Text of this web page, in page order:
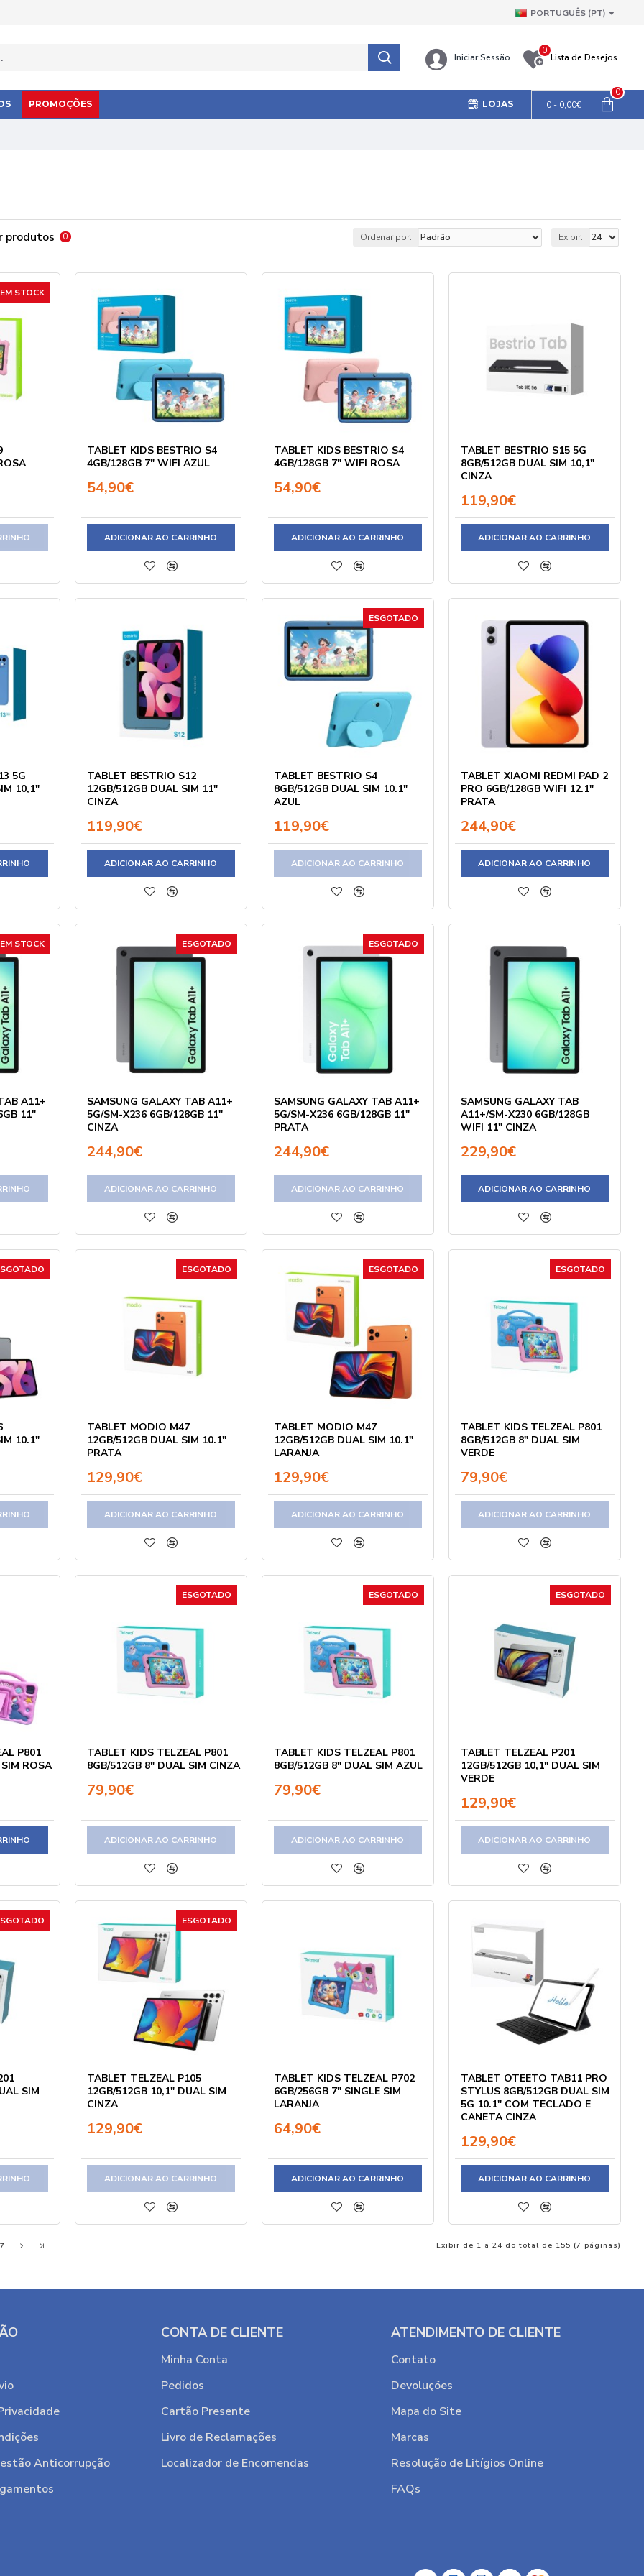
PORTUGUÊS (PT)
Iniciar Sessão Lista de Desejos
0
PROMOÇÕES LOJAS 0 - 0,00€
0
produtos 0 Ordenar por: Exibir:
EM STOCK
TABLET KIDS BESTRIO S4
4GB/128GB 7" WIFI AZUL
54,90€
ADICIONAR AO CARRINHO
TABLET KIDS BESTRIO S4
4GB/128GB 7" WIFI ROSA
54,90€
ADICIONAR AO CARRINHO
TABLET BESTRIO S15 5G
8GB/512GB DUAL SIM 10,1"
CINZA
119,90€
ADICIONAR AO CARRINHO
5G
10,1"
TABLET BESTRIO S12
12GB/512GB DUAL SIM 11"
CINZA
119,90€
ADICIONAR AO CARRINHO
ESGOTADO
TABLET BESTRIO S4
8GB/512GB DUAL SIM 10.1"
AZUL
119,90€
ADICIONAR AO CARRINHO
TABLET XIAOMI REDMI PAD 2
PRO 6GB/128GB WIFI 12.1"
PRATA
244,90€
ADICIONAR AO CARRINHO
EM STOCK
A11+
11"
ESGOTADO
SAMSUNG GALAXY TAB A11+
5G/SM-X236 6GB/128GB 11"
CINZA
244,90€
ADICIONAR AO CARRINHO
ESGOTADO
SAMSUNG GALAXY TAB A11+
5G/SM-X236 6GB/128GB 11"
PRATA
244,90€
ADICIONAR AO CARRINHO
SAMSUNG GALAXY TAB
A11+/SM-X230 6GB/128GB
WIFI 11" CINZA
229,90€
ADICIONAR AO CARRINHO
10.1"
ESGOTADO
TABLET MODIO M47
12GB/512GB DUAL SIM 10.1"
PRATA
129,90€
ADICIONAR AO CARRINHO
ESGOTADO
TABLET MODIO M47
12GB/512GB DUAL SIM 10.1"
LARANJA
129,90€
ADICIONAR AO CARRINHO
ESGOTADO
TABLET KIDS TELZEAL P801
8GB/512GB 8" DUAL SIM
VERDE
79,90€
ADICIONAR AO CARRINHO
P801
ROSA
ESGOTADO
TABLET KIDS TELZEAL P801
8GB/512GB 8" DUAL SIM CINZA
79,90€
ADICIONAR AO CARRINHO
ESGOTADO
TABLET KIDS TELZEAL P801
8GB/512GB 8" DUAL SIM AZUL
79,90€
ADICIONAR AO CARRINHO
ESGOTADO
TABLET TELZEAL P201
12GB/512GB 10,1" DUAL SIM
VERDE
129,90€
ADICIONAR AO CARRINHO
SIM
ESGOTADO
TABLET TELZEAL P105
12GB/512GB 10,1" DUAL SIM
CINZA
129,90€
ADICIONAR AO CARRINHO
TABLET KIDS TELZEAL P702
6GB/256GB 7" SINGLE SIM
LARANJA
64,90€
ADICIONAR AO CARRINHO
TABLET OTEETO TAB11 PRO
STYLUS 8GB/512GB DUAL SIM
5G 10.1" COM TECLADO E
CANETA CINZA
129,90€
ADICIONAR AO CARRINHO
7 Exibir de 1 a 24 do total de 155 (7 páginas)
Anticorrupção
CONTA DE CLIENTE
Minha Conta
Pedidos
Cartão Presente
Livro de Reclamações
Localizador de Encomendas
ATENDIMENTO DE CLIENTE
Contato
Devoluções
Mapa do Site
Marcas
Resolução de Litígios Online
FAQs